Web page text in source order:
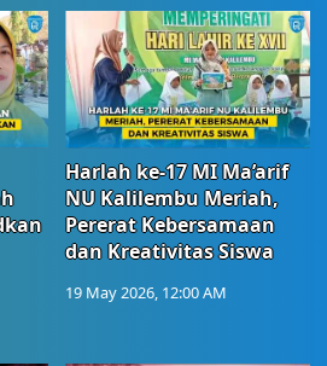
Harlah ke-17 MI Ma’arif
NU Kalilembu Meriah,
Pererat Kebersamaan
dan Kreativitas Siswa
19 May 2026, 12:00 AM